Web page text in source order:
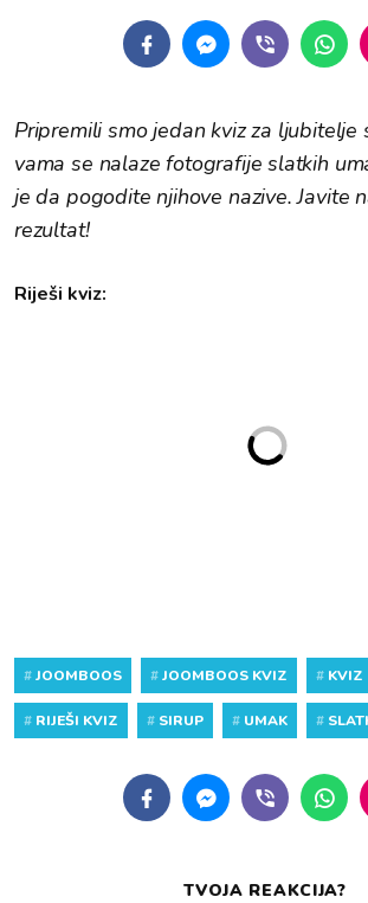
Pripremili smo jedan kviz za ljubitelje
vama se nalaze fotografije slatkih
je da pogodite njihove nazive. Javite
rezultat!
Riješi kviz:
#JOOMBOOS #JOOMBOOS KVIZ # KVIZ
# RIJEŠI KVIZ # SIRUP # UMAK #
TVOJA REAKCIJA?